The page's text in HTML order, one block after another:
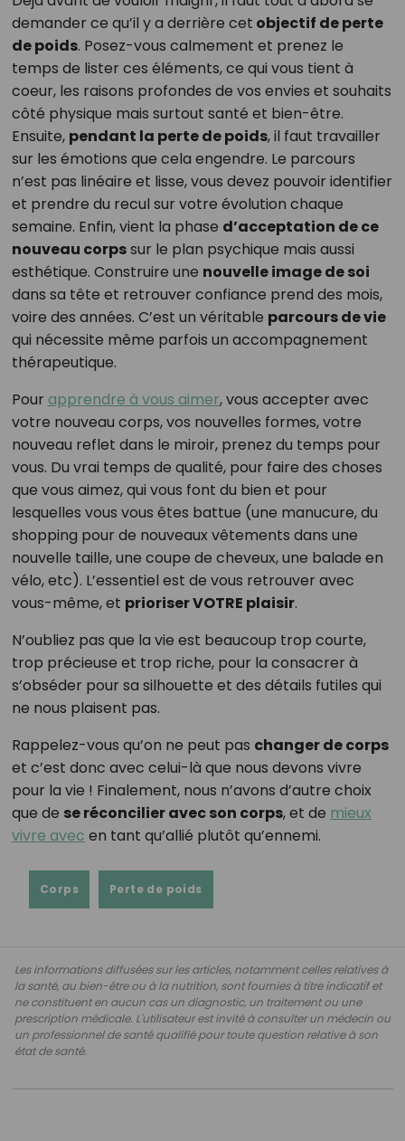
demander ce qu’il y a derrière cet objectif de perte
de poids. Posez-vous calmement et prenez le
temps de lister ces éléments, ce qui vous tient à
coeur, les raisons profondes de vos envies et souhaits
côté physique mais surtout santé et bien-être.
Ensuite, pendant la perte de poids, il faut travailler
sur les émotions que cela engendre. Le parcours
n’est pas linéaire et lisse, vous devez pouvoir identifier
et prendre du recul sur votre évolution chaque
semaine. Enfin, vient la phase d’acceptation de ce
nouveau corpssur le plan psychique mais aussi
esthétique. Construire une nouvelle image de soi
dans sa tête et retrouver confiance prend des mois,
voire des années. C’est un véritable parcours de vie
qui nécessite même parfois un accompagnement
thérapeutique.
Pour apprendre à vous aimer, vous accepter avec
votre nouveau corps, vos nouvelles formes, votre
nouveau reflet dans le miroir, prenez du temps pour
vous. Du vrai temps de qualité, pour faire des choses
que vous aimez, qui vous font du bien et pour
lesquelles vous vous êtes battue (une manucure, du
shopping pour de nouveaux vêtements dans une
nouvelle taille, une coupe de cheveux, une balade en
vélo, etc). L’essentiel est de vous retrouver avec
vous-même, et prioriser VOTRE plaisir.
N’oubliez pas que la vie est beaucoup trop courte,
trop précieuse et trop riche, pour la consacrer à
s’obséder pour sa silhouette et des détails futiles qui
ne nous plaisent pas.
Rappelez-vous qu’on ne peut pas changer de corps
et c’est donc avec celui-là que nous devons vivre
pour la vie ! Finalement, nous n’avons d’autre choix
que de se réconcilier avec son corps, et de mieux
vivre avec en tant qu’allié plutôt qu’ennemi.
Corps Perte de poids
Les informations diffusées sur les articles, notamment celles relatives à
la santé, au bien-être ou à la nutrition, sont fournies à titre indicatif et
ne constituent en aucun cas un diagnostic, un traitement ou une
prescription médicale. L'utilisateur est invité à consulter un médecin ou
un professionnel de santé qualifié pour toute question relative à son
état de santé.